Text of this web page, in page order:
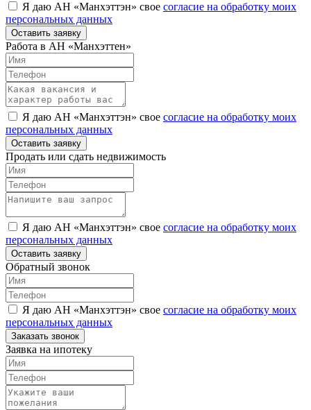
Я даю АН «Манхэттэн» свое согласие на обработку моих
персональных данных
Оставить заявку
Работа в АН «Манхэттен»
Я даю АН «Манхэттэн» свое согласие на обработку моих
персональных данных
Оставить заявку
Продать или сдать недвижимость
Я даю АН «Манхэттэн» свое согласие на обработку моих
персональных данных
Оставить заявку
Обратный звонок
Я даю АН «Манхэттэн» свое согласие на обработку моих
персональных данных
Заказать звонок
Заявка на ипотеку